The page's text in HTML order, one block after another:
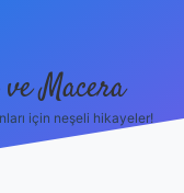
Macera
için neşeli hikayeler!